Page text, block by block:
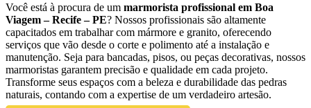
Você está à procura de um marmorista profissional em Boa
Viagem – Recife – PE? Nossos profissionais são altamente
capacitados em trabalhar com mármore e granito, oferecendo
serviços que vão desde o corte e polimento até a instalação e
manutenção. Seja para bancadas, pisos, ou peças decorativas, nossos
marmoristas garantem precisão e qualidade em cada projeto.
Transforme seus espaços com a beleza e durabilidade das pedras
naturais, contando com a expertise de um verdadeiro artesão.